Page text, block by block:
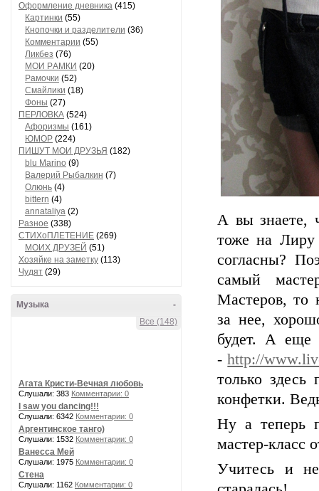
Оформление дневника (415)
Кaртинки (55)
Кнопочки и рaзделители (36)
Комментaрии (55)
Ликбез (76)
МОИ РAМКИ (20)
Рaмочки (52)
Смaйлики (18)
Фоны (27)
ПЕРЛОВКА (524)
Aфоризмы (161)
ЮМОР (224)
ПИШУТ МОИ ДРУЗЬЯ (182)
blu Marino (9)
Валерий Рыбалкин (7)
Олюнь (4)
bittern (4)
annataliya (2)
Разное (338)
СТИХоПЛЕТЕНИЕ (269)
МОИХ ДРУЗЕЙ (51)
Хозяйке на заметку (113)
Чудят (29)
-
Музыка
Все (148)
Агата Кристи-Вечная любовь
Слушали: 383 Комментарии: 0
I saw you dancing!!!
Слушали: 6342 Комментарии: 0
Аргентинское танго)
Слушали: 1532 Комментарии: 0
Ванесса Мей
Слушали: 1975 Комментарии: 0
Стена
Слушали: 1162 Комментарии: 0
А вы знаете,
тоже на
согласны?
самый
Мастеров, то
за нее,
будет. А еще
-http://
только здесь
конфетки.
Ну а теперь
мастер-класс
Учитесь и не